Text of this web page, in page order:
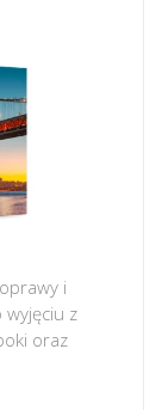
i
z
oraz